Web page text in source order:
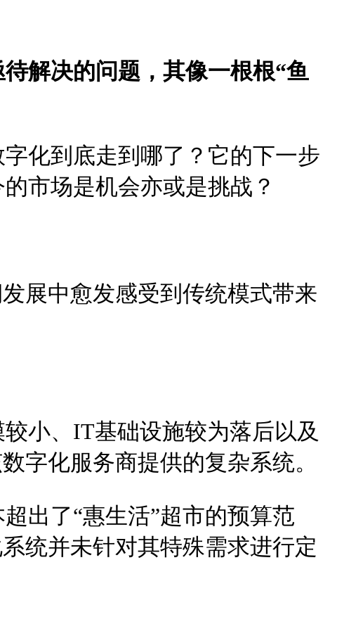
解决的问题，其像一根根“鱼
化到底走到哪了？它的下一步
市场是机会亦或是挑战？
展中愈发感受到传统模式带来
小、IT基础设施较为落后以及
字化服务商提供的复杂系统。
出了“惠生活”超市的预算范
统并未针对其特殊需求进行定